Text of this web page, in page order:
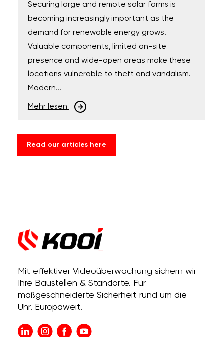
Securing large and remote solar farms is
becoming increasingly important as the
demand for renewable energy grows.
Valuable components, limited on-site
presence and wide-open areas make these
locations vulnerable to theft and vandalism.
Modern...
Mehr lesen
Read our articles here
Mit effektiver Videoüberwachung sichern wir
Ihre Baustellen & Standorte. Für
maßgeschneiderte Sicherheit rund um die
Uhr. Europaweit.